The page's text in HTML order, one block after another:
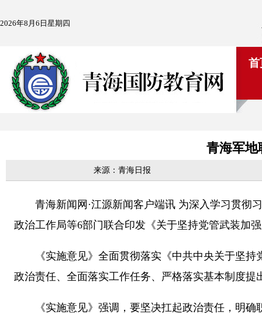
2026年8月6日星期四
首
青海军地
来源：青海日报
青海新闻网·江源新闻客户端讯 为深入学习贯彻习
政治工作局等6部门联合印发《关于坚持党管武装加
《实施意见》全面贯彻落实《中共中央关于坚持
政治责任、全面落实工作任务、严格落实基本制度提
《实施意见》强调，要坚决扛起政治责任，明确